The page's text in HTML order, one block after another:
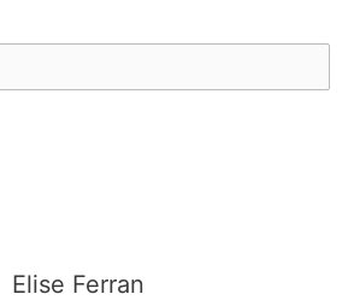
Elise Ferran